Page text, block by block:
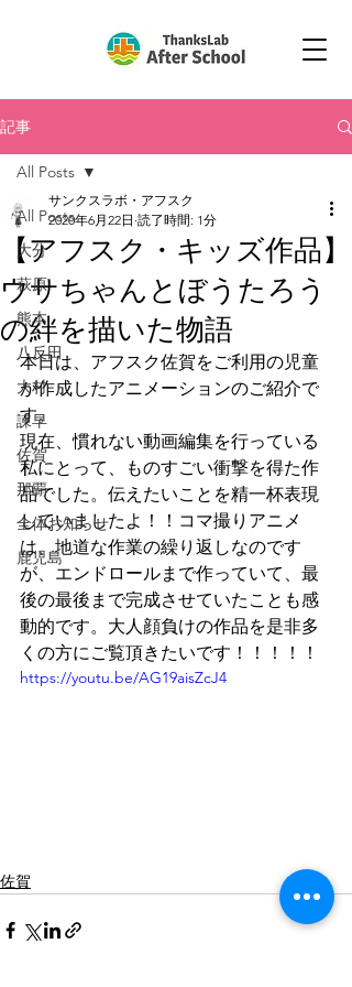
記事
All Posts
大分
萩原
熊本
八反田
大村
諫早
佐賀
那覇
全体お知らせ
鹿児島
All Posts
【アフスク・キッズ作品】
ウサちゃんとぼうたろう
の絆を描いた物語
サンクスラボ・アフスク
2020年6月22日 読了時間: 1分
本日は、アフスク佐賀をご利用の児童
が作成したアニメーションのご紹介で
す。
現在、慣れない動画編集を行っている
私にとって、ものすごい衝撃を得た作
品でした。伝えたいことを精一杯表現
していましたよ！！コマ撮りアニメ
は、地道な作業の繰り返しなのです
が、エンドロールまで作っていて、最
後の最後まで完成させていたことも感
動的です。大人顔負けの作品を是非多
くの方にご覧頂きたいです！！！！！
https://youtu.be/AG19aisZcJ4
佐賀